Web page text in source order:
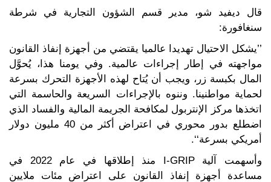
قال ديفيد شو، مدير قسم الشؤون التجارية في شرطة
سنغافورة:
’’يشكل الاحتيال تهديدا عالميا يقتضي من أجهزة إنفاذ القانون
مواجهته في إطار إجراءات عالمية. وفي يومنا هذا، يُحوَّل
المال بكبسة زر، ويجب أن يُتاح لهذه الأجهزة التحرك بسرعة
لحماية مواطنينا. وننوه بالإجراءات السريعة والحاسمة التي
اتخذها مركز الإنتربول لمكافحة الجريمة المالية والفساد الذي
اضطلع بدور محوري في اعتراض أكثر من 40 مليون دولار
أمريكي بسرعة‘‘.
وأسهمت آلية I-GRIP منذ إطلاقها في عام 2022 في
مساعدة أجهزة إنفاذ القانون على اعتراض مئات ملايين